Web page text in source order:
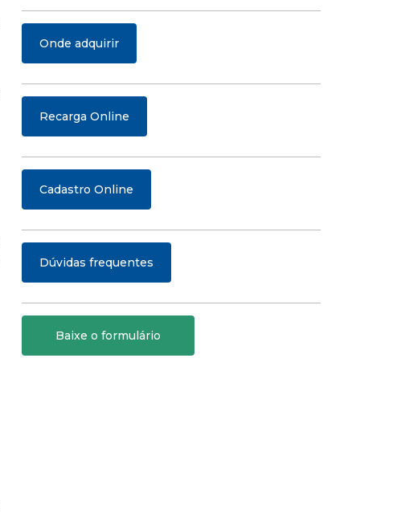
Onde adquirir
Recarga Online
Cadastro Online
Dúvidas frequentes
Baixe o formulário